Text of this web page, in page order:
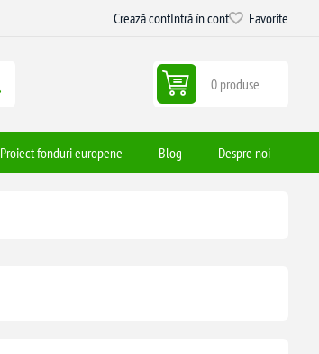
Crează contIntră în cont Favorite
0 produse
Proiect fonduri europene Blog Despre noi